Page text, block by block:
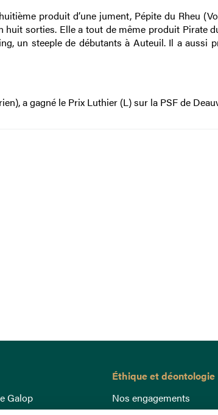
produit d’une jument, Pépite du Rheu
huit sorties. Elle a tout de même produit Pirate
un steeple de débutants à Auteuil. Il a aussi
a gagné le Prix Luthier (L) sur la PSF de
Galop
Éthique et déontologie
Nos engagements